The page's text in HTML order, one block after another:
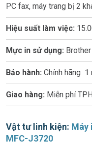
PC fax, máy trang bị 2
Hiệu suất làm việc:
Mực in sử dụng:
Bảo hành: Chính hãng 1
Giao hàng: Miễn phí
Vật tư linh kiện: Máy
MFC-J3720